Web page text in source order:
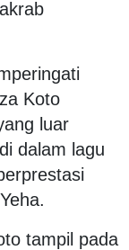
Koto
luar
dalam lagu
tampil pada